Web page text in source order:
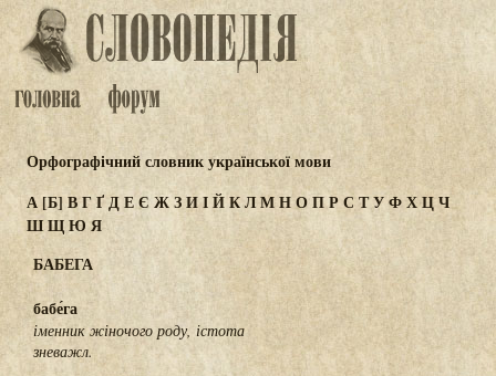
Орфографічний словник української мови
А[Б] ВГҐДЕЄ ЖЗИІЙКЛМНОПР СТУФХЦЧ
ШЩЮЯ
БАБЕГА
бабе́га
іменник жіночого роду, істота
зневажл.